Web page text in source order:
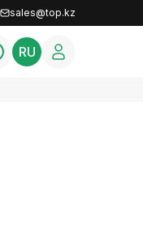
sales@top.kz
RU